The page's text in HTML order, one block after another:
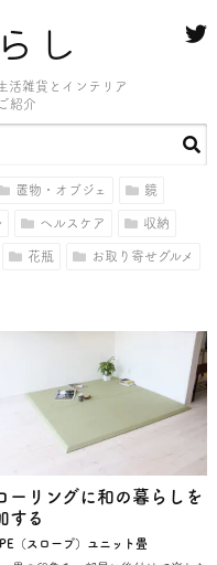
し
活雑貨とインテリア
紹介
置物・オブジェ 鏡
ヘルスケア 収納
花瓶 お取り寄せグルメ
ーリングに和の暮らしを
する
（スロープ）ユニット畳